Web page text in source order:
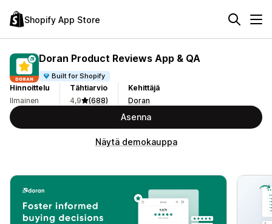
Shopify App Store
Doran Product Reviews App & QA
Built for Shopify
Hinnoittelu
Ilmainen
Tähtiarvio
4,9
(688)
Kehittäjä
Doran
Asenna
Näytä demokauppa